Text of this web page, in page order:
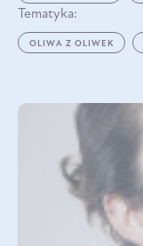
Tematyka:
OLIWA Z OLIWEK